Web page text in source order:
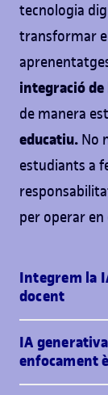
tecnologia
transformar
integració
de manera
educatiu. No
estudiants a
per operar
Integrem la
docent
IA
enfocament